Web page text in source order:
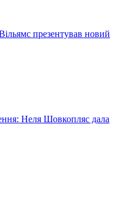
презентував новий
Неля Шовкопляс дала